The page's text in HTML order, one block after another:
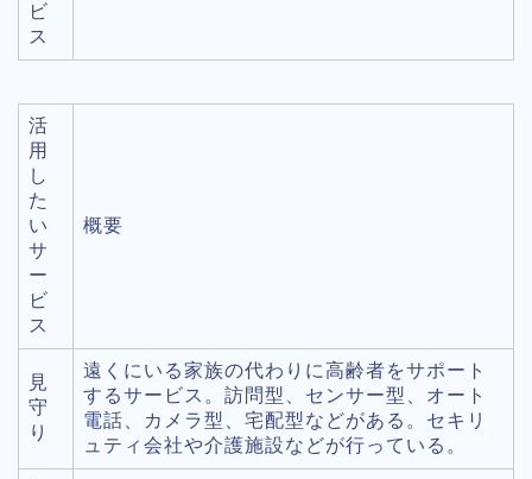
ビ
ス
活
用
し
た
い
サ
ー
ビ
ス
概要
見
守
り
遠くにいる家族の代わりに高齢者をサポート
するサービス。訪問型、センサー型、オート
電話、カメラ型、宅配型などがある。セキリ
ュティ会社や介護施設などが行っている。